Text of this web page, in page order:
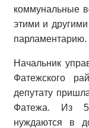
коммунальные
этими и
парламентарию.
Начальник
Фатежского
депутату
Фатежа. Из
нуждаются в